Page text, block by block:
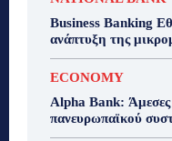
Business Banking
ανάπτυξη της
ECONOMY
Alpha Bank: Άμεσες
πανευρωπαϊκού